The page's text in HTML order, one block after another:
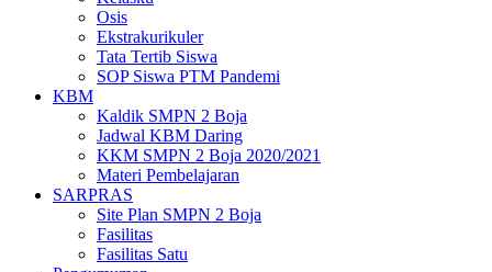
Osis
Ekstrakurikuler
Tata Tertib Siswa
SOP Siswa PTM Pandemi
KBM
Kaldik SMPN 2 Boja
Jadwal KBM Daring
KKM SMPN 2 Boja 2020/2021
Materi Pembelajaran
SARPRAS
Site Plan SMPN 2 Boja
Fasilitas
Fasilitas Satu